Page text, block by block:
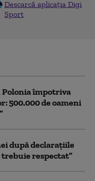
Descarcă aplicația Digi
Sport
Polonia împotriva
500.000 de oameni
după declarațiile
trebuie respectat”